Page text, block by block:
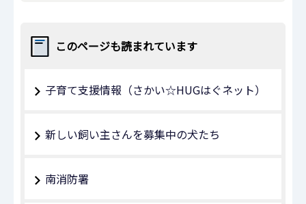
このページも読まれています
子育て支援情報（さかい☆HUGはぐネット）
新しい飼い主さんを募集中の犬たち
南消防署